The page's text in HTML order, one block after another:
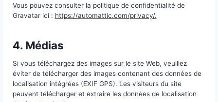
3. Commentaires
(hachage) créée à partir de votre adresse e-mail
approbation de votre commentaire, votre photo de
visible publiquement dans le contexte de votre
Vous pouvez consulter la politique de